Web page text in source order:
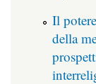
Il
della